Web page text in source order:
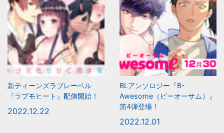
新ティーンズラブレーベル
『ラブモヒート』配信開始！
2022.12.22
BLアンソロジー『B-
Awesome（ビーオーサム）』
第4弾登場！
2022.12.01